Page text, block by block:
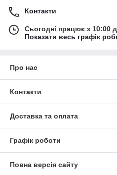
Контакти
Сьогодні працює з 10:00
Показати весь графік
Про нас
Контакти
Доставка та оплата
Графік роботи
Повна версія сайту